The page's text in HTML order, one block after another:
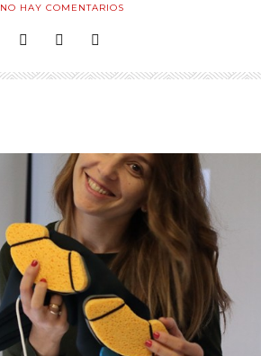
NO HAY COMENTARIOS